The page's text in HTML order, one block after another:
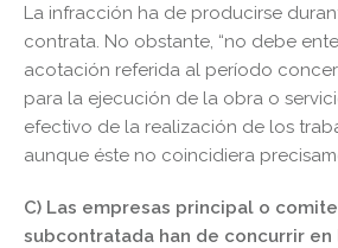
La infracción ha de producirse
contrata. No obstante, “no debe
acotación referida al período
para la ejecución de la obra o
efectivo de la realización de los
aunque éste no coincidiera
C) Las empresas principal o
subcontratada han de concurrir en